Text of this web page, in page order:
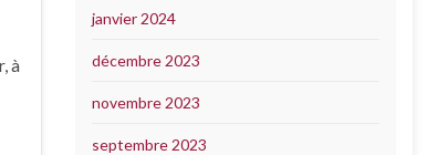
à
janvier 2024
décembre 2023
novembre 2023
septembre 2023